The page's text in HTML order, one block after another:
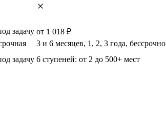
задачу от 1 018 ₽
3 и 6 месяцев, 1, 2, 3 года, бессрочно
задачу 6 ступеней: от 2 до 500+ мест